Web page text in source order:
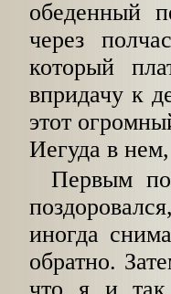
обеденный
через
который
впридачу к
этот
Иегуда в
Первым
иногда
обратно.